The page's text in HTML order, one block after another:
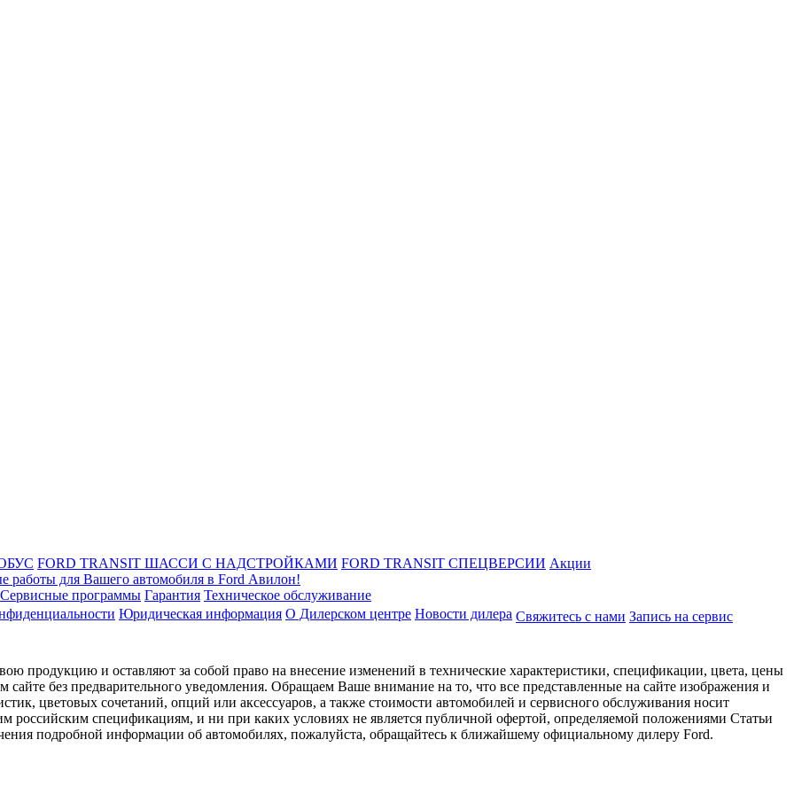
FORD TRANSIT ШАССИ С НАДСТРОЙКАМИ FORD TRANSIT СПЕЦВЕРСИИ Акции
работы для Вашего автомобиля в Ford Авилон!
Сервисные программы Гарантия Техническое обслуживание
Юридическая информация О Дилерском центре Новости дилера Свяжитесь с нами Запись на сервис
продукцию и оставляют за собой право на внесение изменений в технические характеристики, спецификации, цвета, цены
без предварительного уведомления. Обращаем Ваше внимание на то, что все представленные на сайте изображения и
цветовых сочетаний, опций или аксессуаров, а также стоимости автомобилей и сервисного обслуживания носит
российским спецификациям, и ни при каких условиях не является публичной офертой, определяемой положениями Статьи
подробной информации об автомобилях, пожалуйста, обращайтесь к ближайшему официальному дилеру Ford.